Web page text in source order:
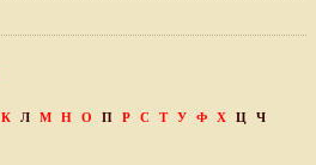
К Л М Н О П Р С Т У Ф Х Ц
Ч